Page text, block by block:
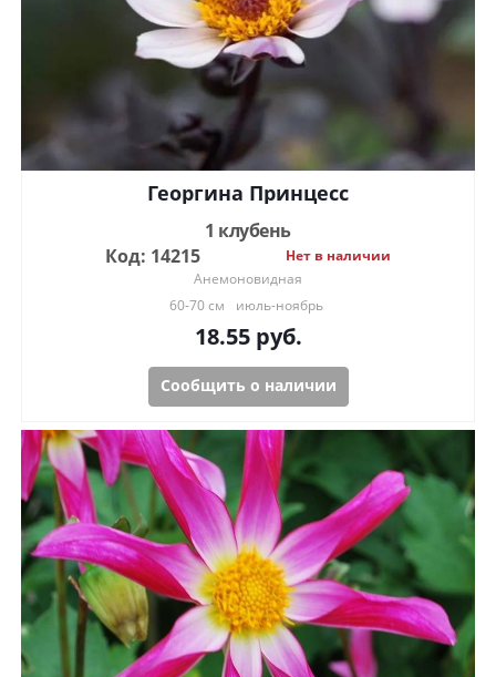
Георгина Принцесс
1 клубень
Код: 14215
Нет в наличии
Анемоновидная
60-70 см
июль-ноябрь
18.55руб.
Сообщить о наличии